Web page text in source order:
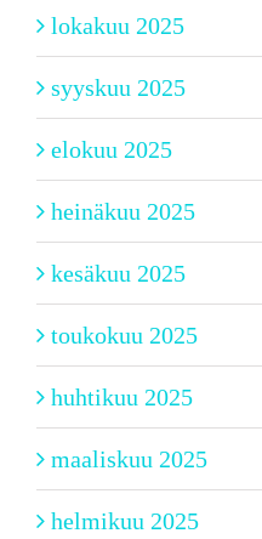
lokakuu 2025
syyskuu 2025
elokuu 2025
heinäkuu 2025
kesäkuu 2025
toukokuu 2025
huhtikuu 2025
maaliskuu 2025
helmikuu 2025